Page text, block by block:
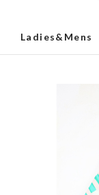
Ladies&Mens